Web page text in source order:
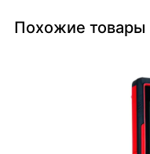
Похожие товары